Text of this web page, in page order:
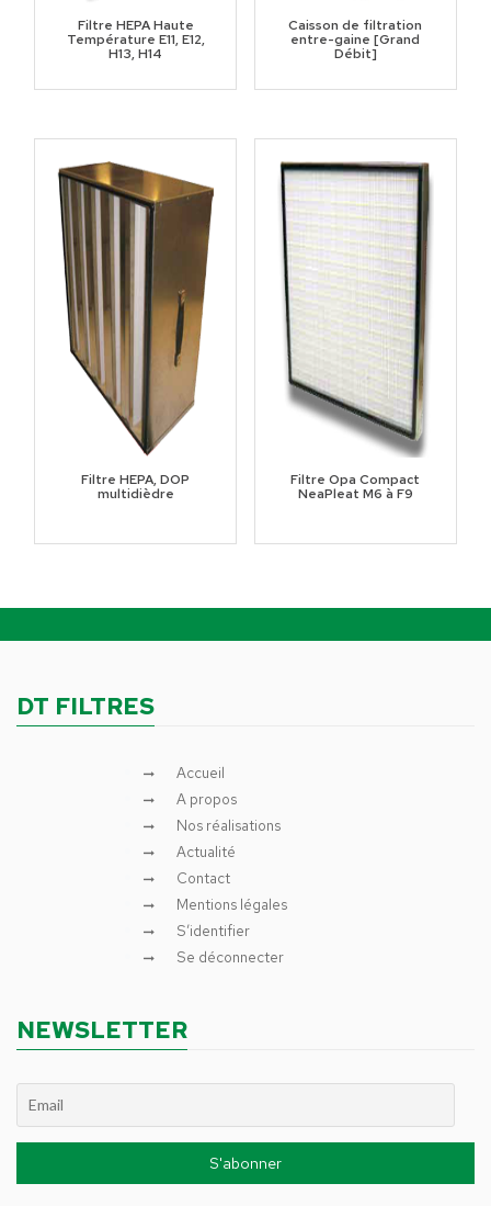
Filtre HEPA Haute
Température E11, E12,
H13, H14
Caisson de filtration
entre-gaine [Grand
Débit]
Filtre HEPA, DOP
multidièdre
Filtre Opa Compact
NeaPleat M6 à F9
DT FILTRES
Accueil
A propos
Nos réalisations
Actualité
Contact
Mentions légales
S’identifier
Se déconnecter
NEWSLETTER